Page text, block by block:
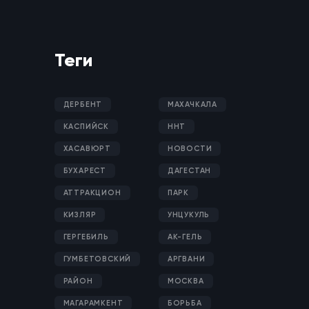
Теги
ДЕРБЕНТ МАХАЧКАЛА
КАСПИЙСК ННТ
ХАСАВЮРТ НОВОСТИ
БУХАРЕСТ ДАГЕСТАН
АТТРАКЦИОН ПАРК
КИЗЛЯР УНЦУКУЛЬ
ГЕРГЕБИЛЬ АК-ГЕЛЬ
ГУМБЕТОВСКИЙ АРГВАНИ
РАЙОН МОСКВА
МАГАРАМКЕНТ БОРЬБА